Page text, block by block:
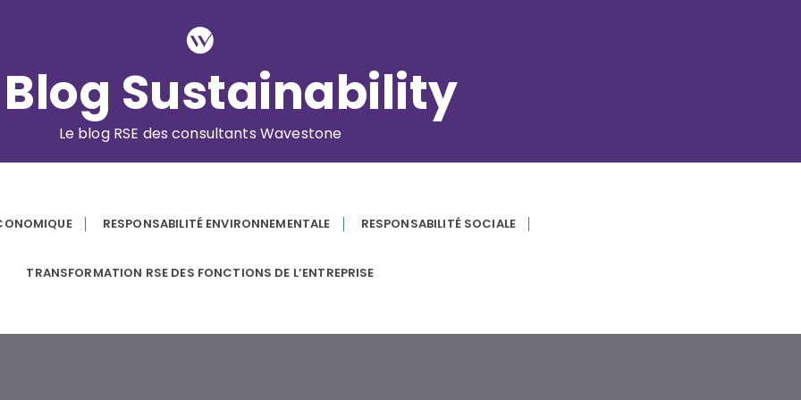
Blog Sustainability
Le blog RSE des consultants Wavestone
RESPONSABILITÉ ENVIRONNEMENTALE RESPONSABILITÉ SOCIALE
TRANSFORMATION RSE DES FONCTIONS DE L’ENTREPRISE